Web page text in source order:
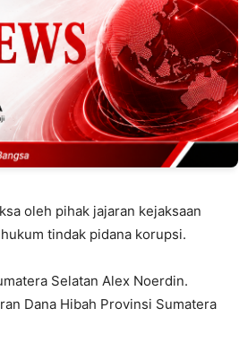
oleh pihak jajaran kejaksaan
tindak pidana korupsi.
Selatan Alex Noerdin.
Dana Hibah Provinsi Sumatera